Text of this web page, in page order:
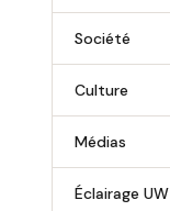
Société
Culture
Médias
Éclairage UW